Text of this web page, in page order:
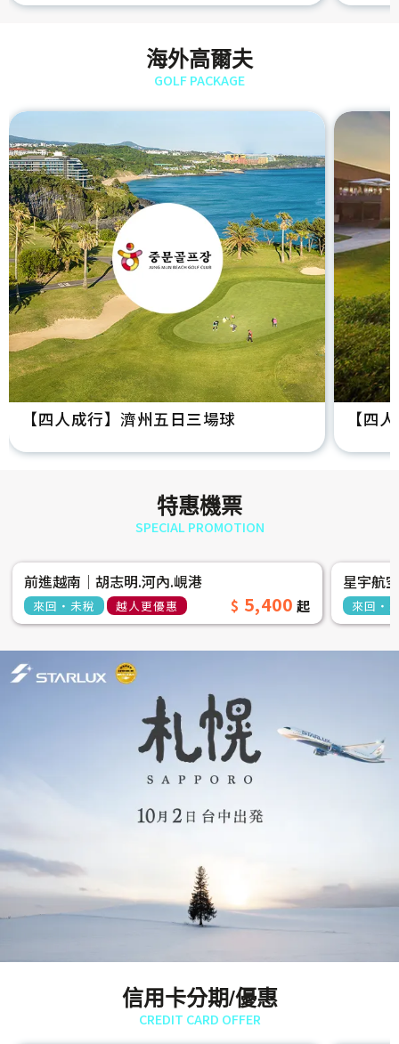
海外高爾夫
GOLF PACKAGE
【四人成行】濟州五日三場球 【四
特惠機票
SPECIAL PROMOTION
前進越南│胡志明.河內.峴港
來回‧未稅 越人更優惠 5,400
星宇航
來回‧
信用卡分期/優惠
CREDIT CARD OFFER